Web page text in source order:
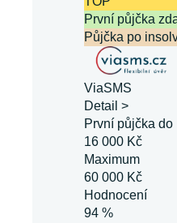
První půjčka
Půjčka po
ViaSMS
Detail >
První půjčka do
16 000 Kč
Maximum
60 000 Kč
Hodnocení
94 %